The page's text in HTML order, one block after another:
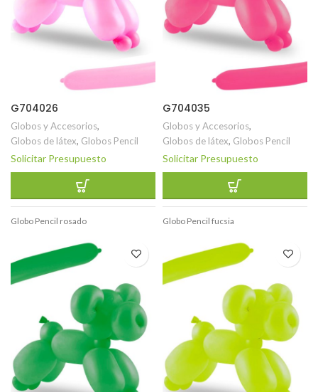
G704026
Globos y Accesorios,
Globos de látex, Globos Pencil
Solicitar Presupuesto
Globo Pencil rosado
G704035
Globos y Accesorios,
Globos de látex, Globos Pencil
Solicitar Presupuesto
Globo Pencil fucsia